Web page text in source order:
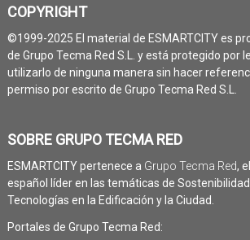
COPYRIGHT
©1999-2025 El material de ESMARTCITY es
de Grupo Tecma Red S.L. y está protegido por
utilizarlo de ninguna manera sin hacer
permiso por escrito de Grupo Tecma Red S.L.
SOBRE GRUPO TECMA RED
ESMARTCITY pertenece a Grupo Tecma Red,
español líder en las temáticas de
Tecnologías en la Edificación y la Ciudad.
Portales de Grupo Tecma Red: